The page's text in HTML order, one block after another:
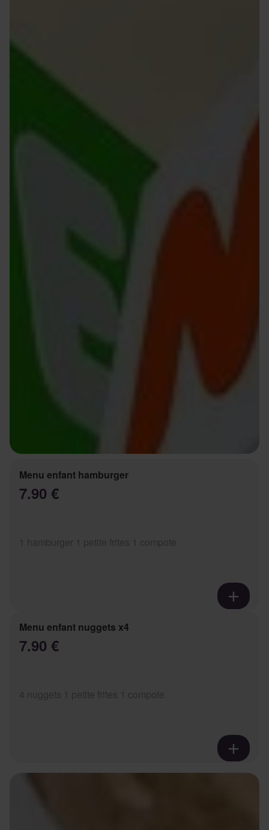
Menu enfant hamburger
7.90 €
Menu enfant nuggets x4
7.90 €